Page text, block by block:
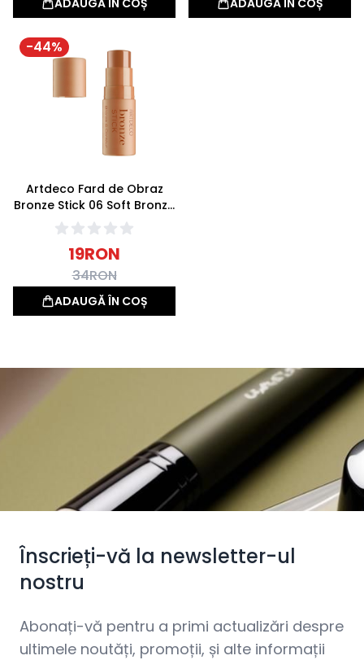
ADAUGĂ ÎN COȘ ADAUGĂ ÎN COȘ
-44%
Artdeco Fard de Obraz
Bronze Stick 06 Soft Bronze
4.5g
19RON
34RON
ADAUGĂ ÎN COȘ
Înscrieți-vă la newsletter-ul
nostru
Abonați-vă pentru a primi actualizări despre
ultimele noutăți, promoții, și alte informații